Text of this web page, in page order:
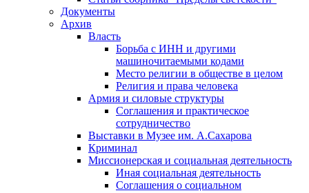
Документы
Архив
Власть
Борьба с ИНН и другими
машиночитаемыми кодами
Место религии в обществе в целом
Религия и права человека
Армия и силовые структуры
Соглашения и практическое
сотрудничество
Выставки в Музее им. А.Сахарова
Криминал
Миссионерская и социальная деятельность
Иная социальная деятельность
Соглашения о социальном